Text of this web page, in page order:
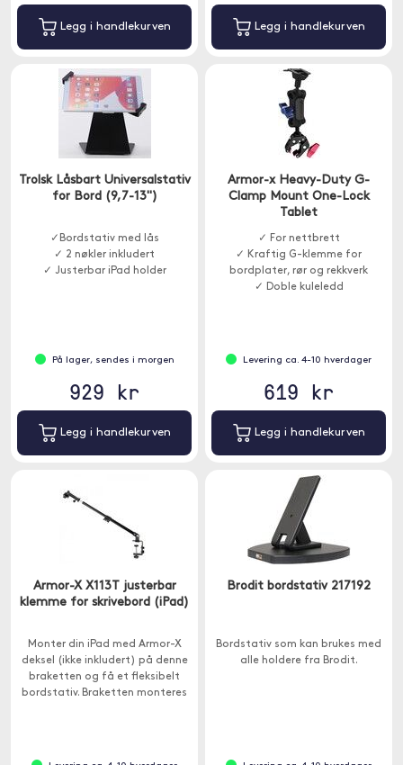
Legg i handlekurven Legg i handlekurven
Trolsk Låsbart Universalstativ
for Bord (9,7-13")
✓Bordstativ med lås
✓ 2 nøkler inkludert
✓ Justerbar iPad holder
På lager, sendes i morgen
929 kr
Legg i handlekurven
Armor-x Heavy-Duty G-
Clamp Mount One-Lock
Tablet
✓ For nettbrett
✓ Kraftig G-klemme for
bordplater, rør og rekkverk
✓ Doble kuleledd
Levering ca. 4-10 hverdager
619 kr
Legg i handlekurven
Armor-X X113T justerbar
klemme for skrivebord (iPad)
Monter din iPad med Armor-X
deksel (ikke inkludert) på denne
braketten og få et fleksibelt
bordstativ. Braketten monteres
Brodit bordstativ 217192
Bordstativ som kan brukes med
alle holdere fra Brodit.